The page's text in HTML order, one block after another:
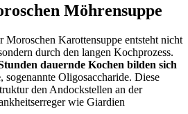
Möhrensuppe
Moroschen Karottensuppe entsteht nicht
durch den langen Kochprozess.
dauernde Kochen bilden sich
, sogenannte Oligosaccharide. Diese
den Andockstellen an der
wie Giardien